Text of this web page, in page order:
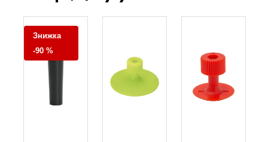
Знижка
-90 %